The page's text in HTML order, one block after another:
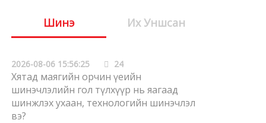
Шинэ Их Уншсан
2026-08-06 15:56:25 24
Хятад маягийн орчин үеийн
шинэчлэлийн гол түлхүүр нь яагаад
шинжлэх ухаан, технологийн шинэчлэл
вэ?